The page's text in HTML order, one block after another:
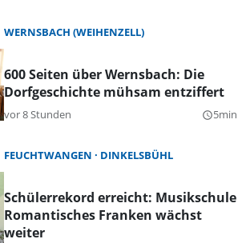
WERNSBACH (WEIHENZELL)
600 Seiten über Wernsbach: Die
Dorfgeschichte mühsam entziffert
vor 8 Stunden query_builder5min
FEUCHTWANGEN DINKELSBÜHL
Schülerrekord erreicht: Musikschule
Romantisches Franken wächst
weiter